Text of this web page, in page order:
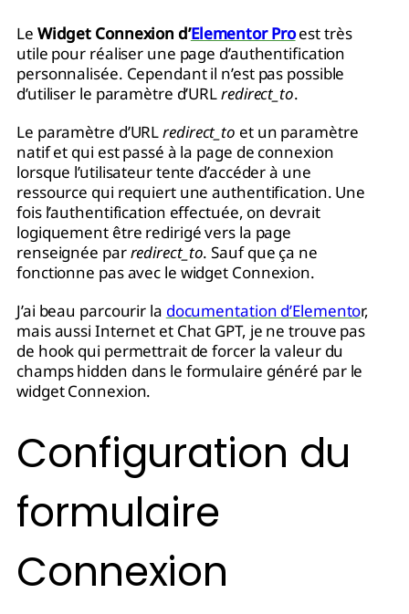
Le Widget Connexion d’Elementor Proest très
utile pour réaliser une page d’authentification
personnalisée. Cependant il n’est pas possible
d’utiliser le paramètre d’URLredirect_to.
Le paramètre d’URLredirect_to et un paramètre
natif et qui est passé à la page de connexion
lorsque l’utilisateur tente d’accéder à une
ressource qui requiert une authentification. Une
fois l’authentification effectuée, on devrait
logiquement être redirigé vers la page
renseignée parredirect_to. Sauf que ça ne
fonctionne pas avec le widget Connexion.
J’ai beau parcourir la documentation d’Elementor,
mais aussi Internet et Chat GPT, je ne trouve pas
de hook qui permettrait de forcer la valeur du
champs hidden dans le formulaire généré par le
widget Connexion.
Configuration du
formulaire
Connexion